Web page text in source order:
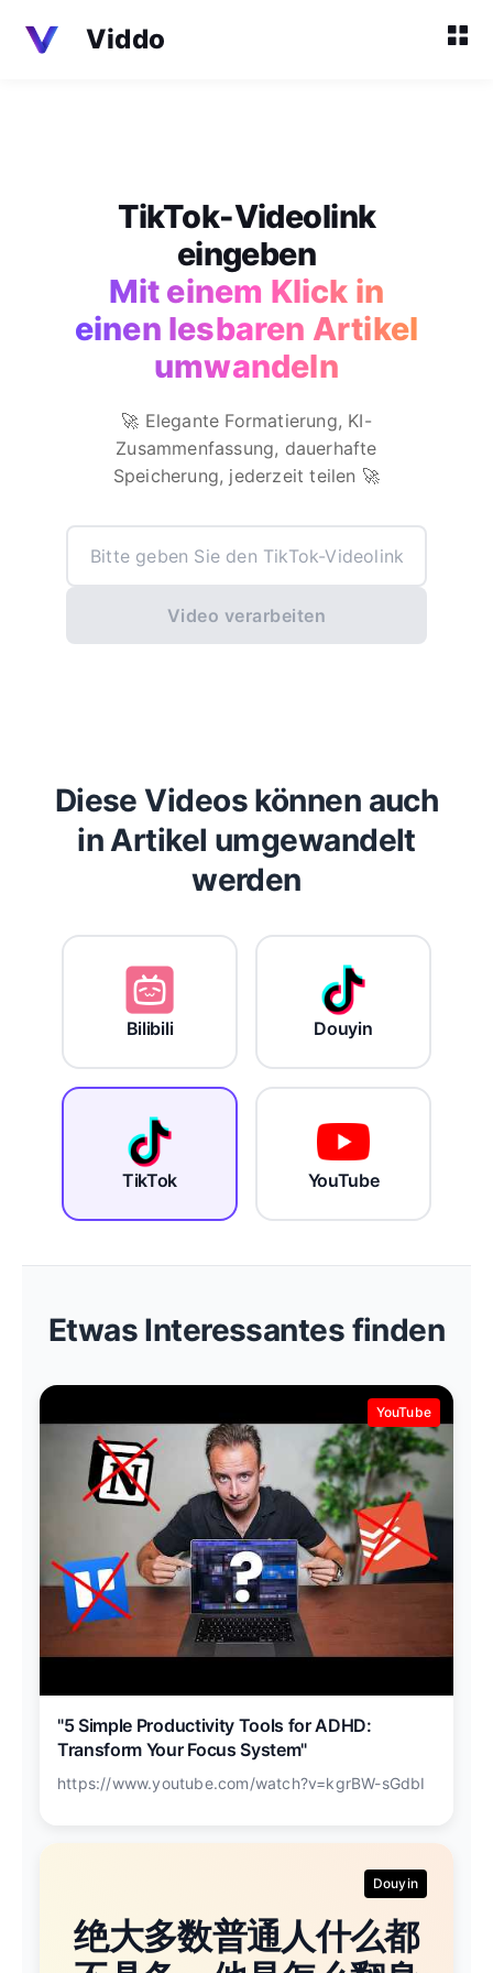
Viddo
TikTok-Videolink
eingeben
Mit einem Klick in
einen lesbaren Artikel
umwandeln
🚀 Elegante Formatierung, KI-
Zusammenfassung, dauerhafte
Speicherung, jederzeit teilen 🚀
Video verarbeiten
Diese Videos können auch
in Artikel umgewandelt
werden
Bilibili Douyin
TikTok YouTube
Etwas Interessantes finden
YouTube
"5 Simple Productivity Tools for ADHD:
Transform Your Focus System"
https://www.youtube.com/watch?v=kgrBW-sGdbI
Douyin
绝大多数普通人什么都